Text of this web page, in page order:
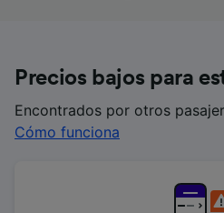
Precios bajos para
Encontrados por otros
Cómo funciona